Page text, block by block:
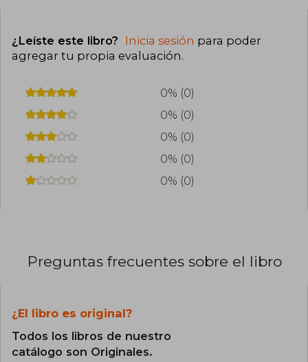
¿Leíste este libro? Inicia sesión para poder
agregar tu propia evaluación.
0% (0)
0% (0)
0% (0)
0% (0)
0% (0)
Preguntas frecuentes sobre el libro
¿El libro es original?
Todos los libros de nuestro
catálogo son Originales.